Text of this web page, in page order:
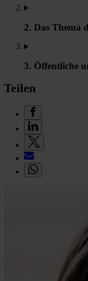
2. Das Thema
3. Öffentliche
Teilen